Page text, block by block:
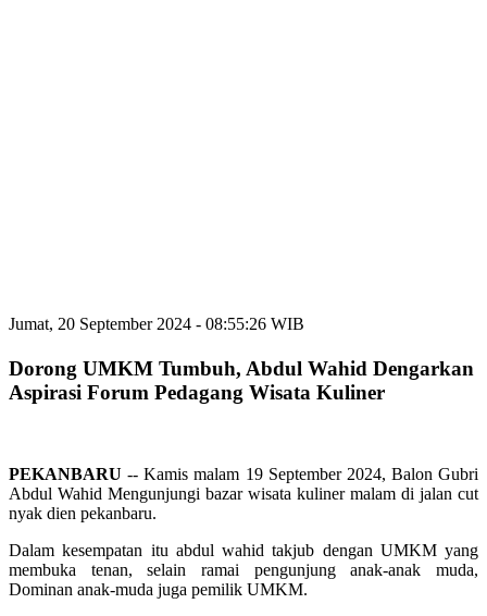
Jumat, 20 September 2024 - 08:55:26 WIB
Dorong UMKM Tumbuh, Abdul Wahid Dengarkan
Aspirasi Forum Pedagang Wisata Kuliner
PEKANBARU -- Kamis malam 19 September 2024, Balon Gubri
Abdul Wahid Mengunjungi bazar wisata kuliner malam di jalan cut
nyak dien pekanbaru.
Dalam kesempatan itu abdul wahid takjub dengan UMKM yang
membuka tenan, selain ramai pengunjung anak-anak muda,
Dominan anak-muda juga pemilik UMKM.